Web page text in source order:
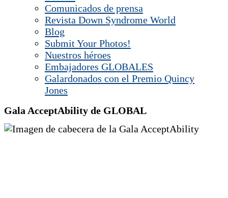
Comunicados de prensa
Revista Down Syndrome World
Blog
Submit Your Photos!
Nuestros héroes
Embajadores GLOBALES
Galardonados con el Premio Quincy
Jones
Gala AcceptAbility de GLOBAL